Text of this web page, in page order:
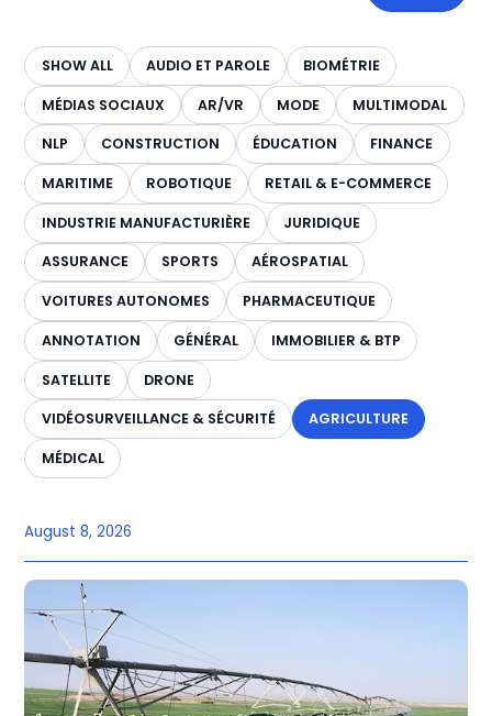
SHOW ALL AUDIO ET PAROLE BIOMÉTRIE
MÉDIAS SOCIAUX AR/VR MODE MULTIMODAL
NLP CONSTRUCTION ÉDUCATION FINANCE
MARITIME ROBOTIQUE RETAIL & E-COMMERCE
INDUSTRIE MANUFACTURIÈRE JURIDIQUE
ASSURANCE SPORTS AÉROSPATIAL
VOITURES AUTONOMES PHARMACEUTIQUE
ANNOTATION GÉNÉRAL IMMOBILIER & BTP
SATELLITE DRONE
VIDÉOSURVEILLANCE & SÉCURITÉ AGRICULTURE
MÉDICAL
August 8, 2026